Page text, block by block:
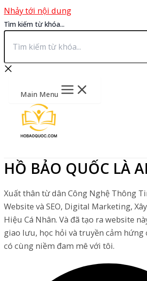
Nhảy tới nội dung
Tìm kiếm từ khóa...
Main Menu
HỒ BẢO QUỐC LÀ
Xuất thân từ dân Công Nghệ Thông
Website và SEO, Digital Marketing,
Hiệu Cá Nhân. Và đã tạo ra website
giao lưu, học hỏi và truyền cảm
có cùng niềm đam mê với tôi.